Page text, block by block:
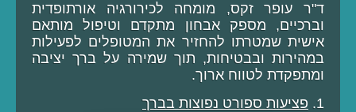
ד"ר עופר זקס, מומחה לכירורגיה אורתופדית
וברכיים, מספק אבחון מתקדם וטיפול מותאם
אישית שמטרתו להחזיר את המטופלים לפעילות
במהירות ובבטיחות, תוך שמירה על ברך יציבה
ומתפקדת לטווח ארוך.
פציעות ספורט נפוצות בברך